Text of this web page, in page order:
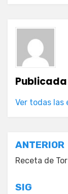
Ver todas las
de
entradas
ANTERIOR
Receta de
SIG